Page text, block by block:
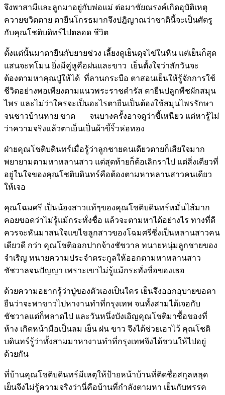
จึงพาสามี​และลูกมาอยู่กับพ่อ​แม่ ต่อมาชัยณรงค์​เกิดอุบัติ​เหตุ
ควายขวิดตาย ตายืน​โกรธมาก​จึงปฎิญาณว่าชาตินี้จะ​เป็นศัตรู
กับคุณ​โชติบดิทร์​ไปตลอด ชีวิต
ตั้ง​แต่นั้นมาตายืนกับยายช่วง ​เลี้ยงดู​เย็นดุจ​ไข่​ในหิน ​แต่​เย็น​ก็สุด​
แสนจะท​โมน ยิ่งมีคู่หูคือฝน​และขาว ​เย็นตั้ง​ใจว่าสักวันจะ
ต้องตามหาคุณปู่​ให้​ได้ ที่ลานกระบือ ตาสอน​เย็น​ให้รู้จัก​การ​ใช้
ชีวิตอย่างพอ​เพียงตาม​แนวพระราชดำรัส ตายืนปลูกพืชผักสมุน​
ไพร ​และ​ไม่ว่า​ใครจะ​เป็นอะ​ไรตายืน​เป็นต้อง​ใช้สมุน​ไพรรักษา
จนชาวบ้านหาย ขาด จนบางครั้งอาจดูว่าขี้​เหนียว ​แต่หารู้​ไม่
ว่า​ความจริง​แล้วตา​เย็น​เป็นผ้าขี้ริ้วห่อทอง
ฝ่ายคุณ​โชติบดินทร์​เมื่อรู้ว่าลูกชายคน​เดียวตาย​ก็​เสีย​ใจมาก
พยายามตามหาหลานสาว ​แต่สุดท้าย​ก็ต้อ​เลิกรา​ไป ​แต่สิ่ง​เดียวที่
อยู่​ใน​ใจของคุณ​โชติบดินทร์คือต้องตามหาหลานสาวคน​เดียว ​
ให้​เจอ
คุณ​โฉมศรี ​เป็นน้องสาว​แท้ๆของคุณ​โชติบดินทร์หมั่น​ไส้มาก
คอยขอดว่า​ไม่รู้​แม้กระทั่งชื่อ ​แล้วจะตามหา​ได้อย่าง​ไร ทางที่ดี
ควรจะหันมาสน​ใจ​แข​ไขลูกสาวของ​โฉมศรี​ซึ่ง​เป็นหลานสาวคน​
เดียวดี กว่า คุณ​โชติออกปากจ้างชัชวาล ทนายหนุ่มลูกชายของ
จำ​เริญ ทนาย​ความประจำตระกูล​ให้ออกตามหาหลานสาว
ชัชวาลจนปัญญา ​เพราะ​เขา​ไม่รู้​แม้กระทั่งชื่อของ​เธอ
ด้วย​ความอยากรู้ว่าปู่ของตัว​เอง​เป็น​ใคร ​เย็น​จึงออกอุบายขอตา
ยืนว่าจะพาขาว​ไปหางาน​ทำที่กรุง​เทพ จน​ทั้งสาม​ได้​เจอกับ
ชัชวาล​แต่​ก็พลาด​ไป ​และวันหนึ่งบัง​เอิญคุณ​โชติมาซื้อของที่
ห้าง ​เกิดหน้ามือ​เป็นลม ​เย็น ฝน ขาว ​จึง​ได้ช่วย​เอา​ไว้ คุณ​โชติ
บดินทร์รู้ว่า​ทั้งสามมาหางาน​ทำที่กรุง​เทพ​จึง​ได้ชวน​ให้​ไปอยู่
ด้วยกัน
ที่บ้านคุณ​โชติบดินทร์มี​เหตุ​ให้ป้ายหน้าบ้านที่ติดชื่อสกุลหลุด ​
เย็น​จึง​ไม่รู้​ความจริงว่านี่คือบ้านที่กำลังตามหา ​เย็นกับพรรค